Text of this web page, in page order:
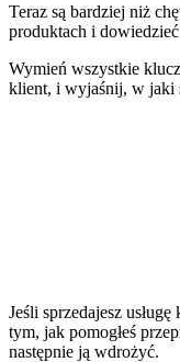
Teraz są bardziej niż
produktach i
Wymień wszystkie
klient, i wyjaśnij, w jaki
Jeśli sprzedajesz
tym, jak pomogłeś
następnie ją wdrożyć.